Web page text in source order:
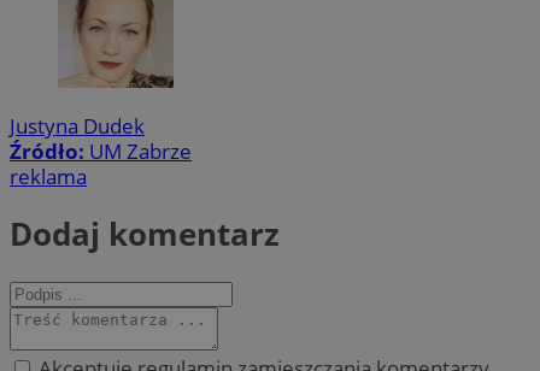
Justyna Dudek
Źródło: UM Zabrze
reklama
Dodaj komentarz